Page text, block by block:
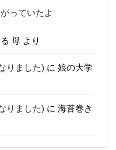
っていたよ
母 より
りました) に 娘の大学
りました) に 海苔巻き